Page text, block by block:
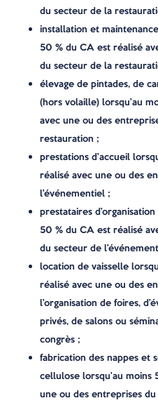
du secteur de la
installation et
50 % du CA est réalisé
du secteur de la
élevage de pintades, de
(hors volaille) lorsqu’au
avec une ou des
restauration ;
prestations d’accueil
réalisé avec une ou des
l’événementiel ;
prestataires
50 % du CA est réalisé
du secteur de
location de vaisselle
réalisé avec une ou des
l’organisation de foires,
privés, de salons ou
congrès ;
fabrication des nappes et
cellulose lorsqu’au
une ou des entreprises